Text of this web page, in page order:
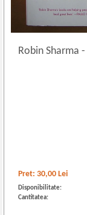
Robin Sharma-
Pret:30,00 Lei
Disponibilitate:
Cantitatea: